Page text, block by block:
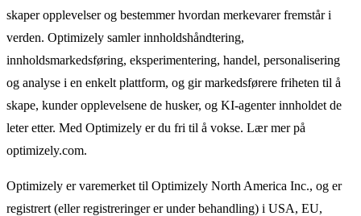
skaper opplevelser og bestemmer hvordan merkevarer fremstår i
verden. Optimizely samler innholdshåndtering,
innholdsmarkedsføring, eksperimentering, handel, personalisering
og analyse i en enkelt plattform, og gir markedsførere friheten til å
skape, kunder opplevelsene de husker, og KI-agenter innholdet de
leter etter. Med Optimizely er du fri til å vokse. Lær mer på
optimizely.com.
Optimizely er varemerket til Optimizely North America Inc., og er
registrert (eller registreringer er under behandling) i USA, EU,